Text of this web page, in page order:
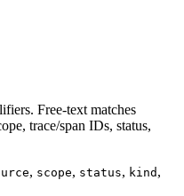
Free-text matches
trace/span IDs, status,
, scope, status, kind ,